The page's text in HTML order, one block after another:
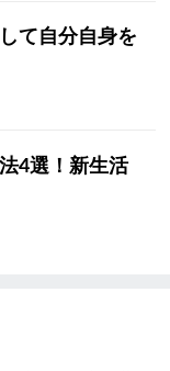
て自分自身を
4選！新生活